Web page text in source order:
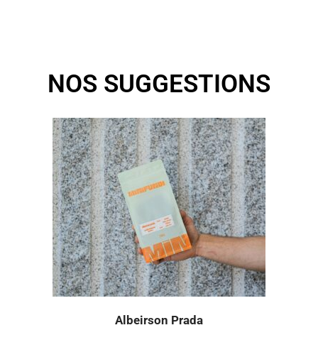
NOS SUGGESTIONS
Albeirson Prada